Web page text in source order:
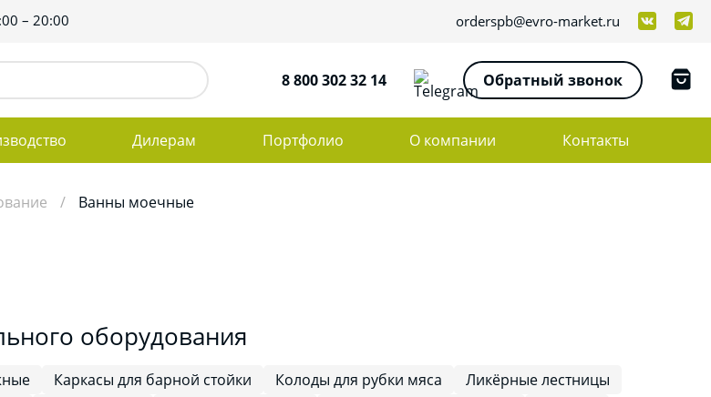
– 20:00 orderspb@evro-market.ru
8 800 302 32 14 Обратный звонок
Дилерам Портфолио О компании Контакты
Ванны моечные
оборудования
Каркасы для барной стойки Колоды для рубки мяса
Ликёрные лестницы